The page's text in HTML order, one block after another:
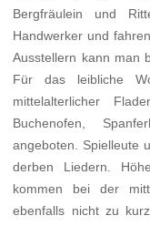
Bergfräulein und
Handwerker und
Ausstellern kann man
Für das leibliche
mittelalterlicher
Buchenofen,
angeboten. Spielleute
derben Liedern.
kommen bei der
ebenfalls nicht zu